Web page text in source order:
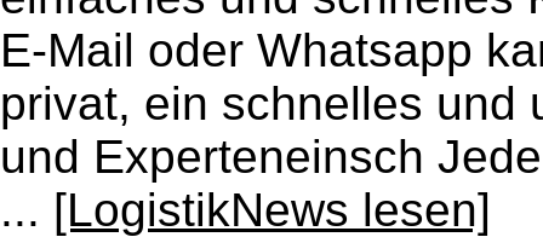
E-Mail oder Whatsapp
privat, ein schnelles und
und Experteneinsch
... [LogistikNews lesen]